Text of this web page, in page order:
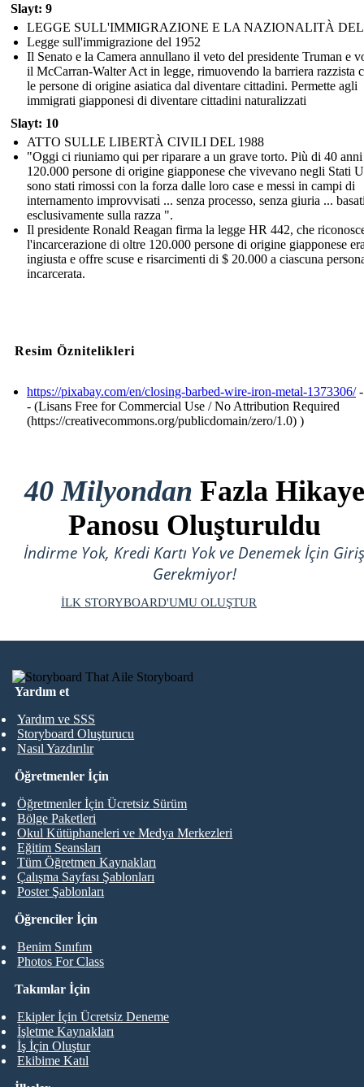
Slayt: 9
LEGGE SULL'IMMIGRAZIONE E LA NAZIONALITÀ DEL
Legge sull'immigrazione del 1952
Il Senato e la Camera annullano il veto del presidente Truman e
il McCarran-Walter Act in legge, rimuovendo la barriera razzista
le persone di origine asiatica dal diventare cittadini. Permette agli
immigrati giapponesi di diventare cittadini naturalizzati
Slayt: 10
ATTO SULLE LIBERTÀ CIVILI DEL 1988
"Oggi ci riuniamo qui per riparare a un grave torto. Più di 40
120.000 persone di origine giapponese che vivevano negli Stati
sono stati rimossi con la forza dalle loro case e messi in campi di
internamento improvvisati ... senza processo, senza giuria ...
esclusivamente sulla razza ".
Il presidente Ronald Reagan firma la legge HR 442, che
l'incarcerazione di oltre 120.000 persone di origine giapponese
ingiusta e offre scuse e risarcimenti di $ 20.000 a ciascuna
incarcerata.
Resim Öznitelikleri
https://pixabay.com/en/closing-barbed-wire-iron-metal-1373306/-
- (Lisans Free for Commercial Use / No Attribution Required
(https://creativecommons.org/publicdomain/zero/1.0) )
40 Milyondan Fazla Hikaye
Panosu Oluşturuldu
İndirme Yok, Kredi Kartı Yok ve Denemek İçin Giriş
Gerekmiyor!
İLK STORYBOARD'UMU OLUŞTUR
Yardım et
Yardım ve SSS
Storyboard Oluşturucu
Nasıl Yazdırılır
Öğrenciler İçin
Benim Sınıfım
Photos For Class
Öğretmenler İçin
Öğretmenler İçin Ücretsiz Sürüm
Bölge Paketleri
Okul Kütüphaneleri ve Medya Merkezleri
Eğitim Seansları
Tüm Öğretmen Kaynakları
Çalışma Sayfası Şablonları
Poster Şablonları
Takımlar İçin
Ekipler İçin Ücretsiz Deneme
İşletme Kaynakları
İş İçin Oluştur
Ekibime Katıl